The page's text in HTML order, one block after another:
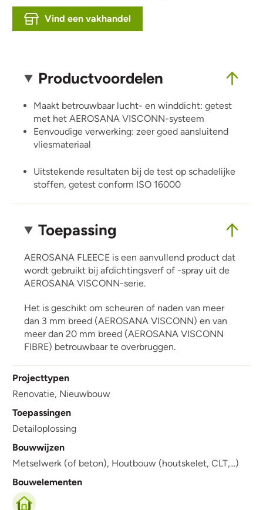
Vind een vakhandel
Productvoordelen
Maakt betrouwbaar lucht- en winddicht: getest
met het AEROSANA VISCONN-systeem
Eenvoudige verwerking: zeer goed aansluitend
vliesmateriaal
Uitstekende resultaten bij de test op schadelijke
stoffen, getest conform ISO 16000
Toepassing
AEROSANA FLEECE is een aanvullend product dat
wordt gebruikt bij afdichtingsverf of -spray uit de
AEROSANA VISCONN-serie.
Het is geschikt om scheuren of naden van meer
dan 3 mm breed (AEROSANA VISCONN) en van
meer dan 20 mm breed (AEROSANA VISCONN
FIBRE) betrouwbaar te overbruggen.
Projecttypen
Renovatie, Nieuwbouw
Toepassingen
Detailoplossing
Bouwwijzen
Metselwerk (of beton), Houtbouw (houtskelet, CLT,...)
Bouwelementen